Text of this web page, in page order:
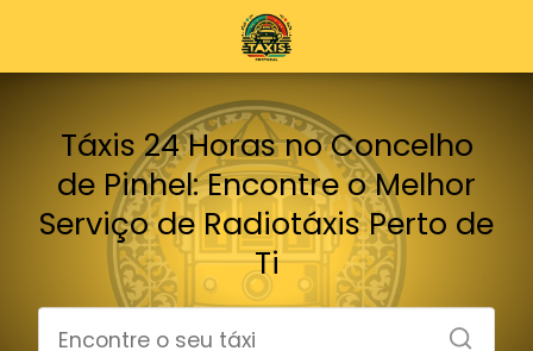
Táxis 24 Horas no Concelho
de Pinhel: Encontre o Melhor
Serviço de Radiotáxis Perto de
Ti